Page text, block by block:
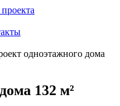
одноэтажного дома
132 м²